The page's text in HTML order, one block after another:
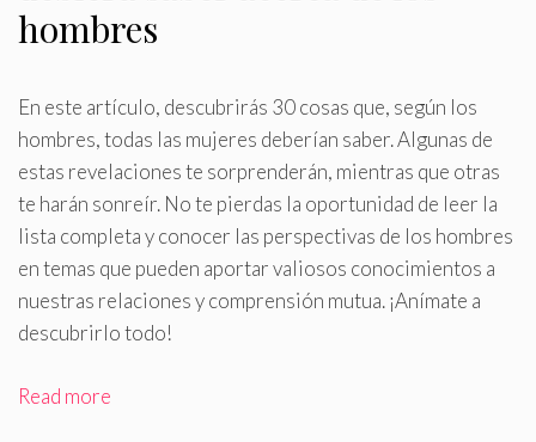
hombres
En este artículo, descubrirás 30 cosas que, según los
hombres, todas las mujeres deberían saber.Algunas de
estas revelaciones te sorprenderán, mientras que otras
te harán sonreír. No te pierdas la oportunidad de leer la
lista completa y conocer las perspectivas de los hombres
en temas que pueden aportar valiosos conocimientos a
nuestras relaciones y comprensión mutua. ¡Anímate a
descubrirlo todo!
Read more